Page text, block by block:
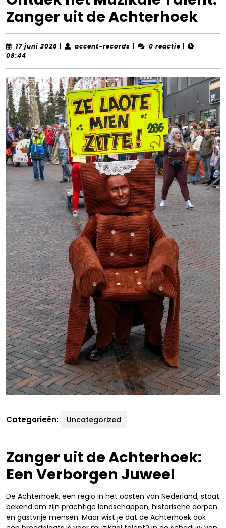
Zanger uit de Achterhoek
17 juni 2026 17| accent-records accent-
| 0 reactie |
08:44
Categorieën: Uncategorized
Zanger uit de Achterhoek:
Een Verborgen Juweel
De Achterhoek, een regio in het oosten van Nederland, staat
bekend om zijn prachtige landschappen, historische dorpen
en gastvrije mensen. Maar wist je dat de Achterhoek ook